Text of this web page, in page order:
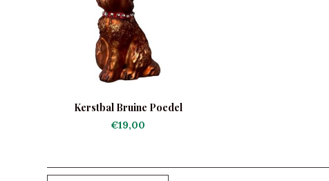
Kerstbal Bruine Poedel
€19,00